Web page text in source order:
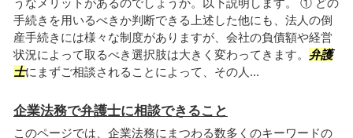
うなメリットがあるのでしょうか。以下説明します。 ① どの
手続きを用いるべきか判断できる上述した他にも、法人の倒
産手続きには様々な制度がありますが、会社の負債額や経営
状況によって取るべき選択肢は大きく変わってきます。 弁護
士にまずご相談されることによって、その人...
企業法務で弁護士に相談できること
このページでは、企業法務にまつわる数多くのキーワードの